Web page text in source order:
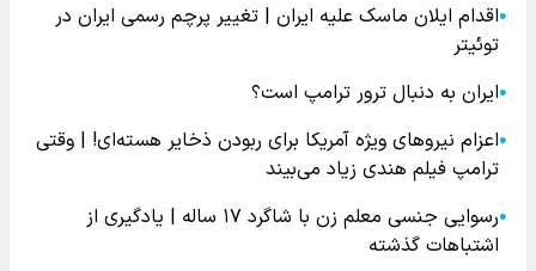
●اقدام ایلان ماسک علیه ایران | تغییر پرچم رسمی ایران در
توئیتر
●ایران به دنبال ترور ترامپ است؟
●اعزام نیروهای ویژه آمریکا برای ربودن ذخایر هسته‌ای! | وقتی
ترامپ فیلم هندی زیاد می‌بیند
●
رسوایی جنسی معلم زن با شاگرد ۱۷ ساله | یادگیری از
اشتباهات گذشته